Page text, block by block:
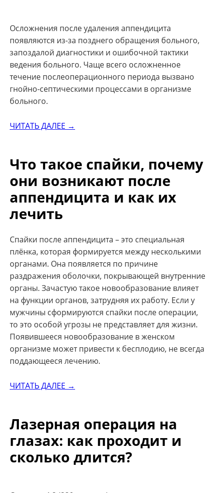
Осложнения после удаления аппендицита
появляются из-за позднего обращения больного,
запоздалой диагностики и ошибочной тактики
ведения больного. Чаще всего осложненное
течение послеоперационного периода вызвано
гнойно-септическими процессами в организме
больного.
ЧИТАТЬ ДАЛЕЕ →
Что такое спайки, почему
они возникают после
аппендицита и как их
лечить
Спайки после аппендицита – это специальная
плёнка, которая формируется между несколькими
органами. Она появляется по причине
раздражения оболочки, покрывающей внутренние
органы. Зачастую такое новообразование влияет
на функции органов, затрудняя их работу. Если у
мужчины сформируются спайки после операции,
то это особой угрозы не представляет для жизни.
Появившееся новообразование в женском
организме может привести к бесплодию, не всегда
поддающееся лечению.
ЧИТАТЬ ДАЛЕЕ →
Лазерная операция на
глазах: как проходит и
сколько длится?